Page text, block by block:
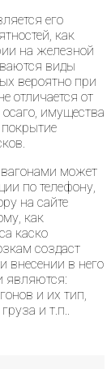
его
как
на железной
виды
вероятно при
отличается от
имущества
покрытие
может
по телефону,
на сайте
как
каско
создаст
внесении в него
являются:
и их тип,
и т.п..